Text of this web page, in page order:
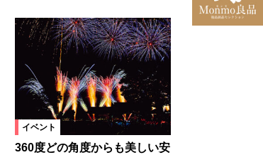
イベント
360度どの角度からも美しい安